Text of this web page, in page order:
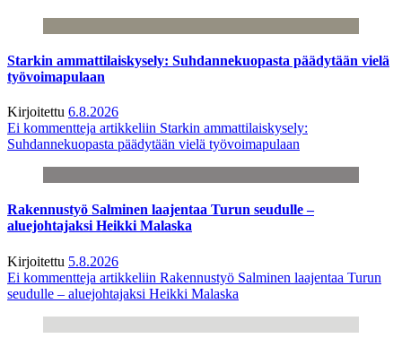
Starkin ammattilaiskysely: Suhdannekuopasta päädytään vielä
työvoimapulaan
Kirjoitettu 6.8.2026
Ei kommentteja artikkeliin Starkin ammattilaiskysely:
Suhdannekuopasta päädytään vielä työvoimapulaan
Rakennustyö Salminen laajentaa Turun seudulle –
aluejohtajaksi Heikki Malaska
Kirjoitettu 5.8.2026
Ei kommentteja artikkeliin Rakennustyö Salminen laajentaa Turun
seudulle – aluejohtajaksi Heikki Malaska